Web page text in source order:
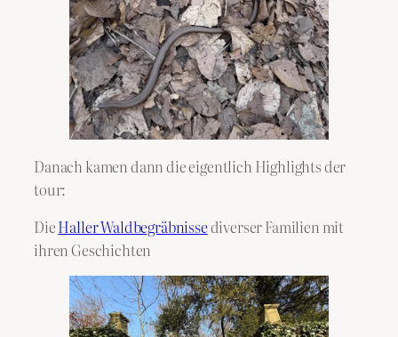
Danach kamen dann die eigentlich Highlights der
tour:
DieHaller Waldbegräbnissediverser Familien mit
ihren Geschichten